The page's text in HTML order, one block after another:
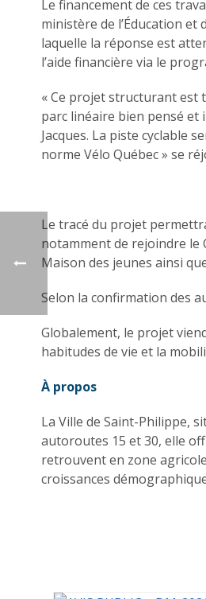
Le financement de ces
ministère de l’Éducation
laquelle la réponse est
l’aide financière via le
« Ce projet structurant est
parc linéaire bien pensé et
Jacques. La piste cyclable
norme Vélo Québec » se
Le tracé du projet
notamment de rejoindre le
Maison des jeunes ainsi
Selon la confirmation des
Globalement, le projet
habitudes de vie et la
À propos
La Ville de Saint-Philippe,
autoroutes 15 et 30, elle
retrouvent en zone
croissances